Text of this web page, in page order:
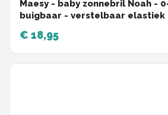
Maesy - baby zonnebril Noah -
buigbaar - verstelbaar
UV400 bescherming - jongens
babyzonnebril ovaal - taupe
€ 18,95